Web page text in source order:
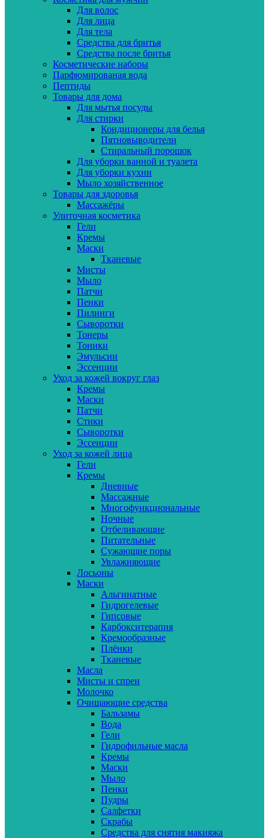
Для волос
Для лица
Для тела
Средства для бритья
Средства после бритья
Косметические наборы
Парфюмированая вода
Пептиды
Товары для дома
Для мытья посуды
Для стирки
Кондиционеры для белья
Пятновыводители
Стиральный порошок
Для уборки ванной и туалета
Для уборки кухни
Мыло хозяйственное
Товары для здоровья
Массажёры
Улиточная косметика
Гели
Кремы
Маски
Тканевые
Мисты
Мыло
Патчи
Пенки
Пилинги
Сыворотки
Тонеры
Тоники
Эмульсии
Эссенции
Уход за кожей вокруг глаз
Кремы
Маски
Патчи
Стики
Сыворотки
Эссенции
Уход за кожей лица
Гели
Кремы
Дневные
Массажные
Многофункциональные
Ночные
Отбеливающие
Питательные
Сужающие поры
Увлажняющие
Лосьоны
Маски
Альгинатные
Гидрогелевые
Гипсовые
Карбокситерапия
Кремообразные
Плёнки
Тканевые
Масла
Мисты и спреи
Молочко
Очищающие средства
Бальзамы
Вода
Гели
Гидрофильные масла
Кремы
Маски
Мыло
Пенки
Пудры
Салфетки
Скрабы
Средства для снятия макияжа